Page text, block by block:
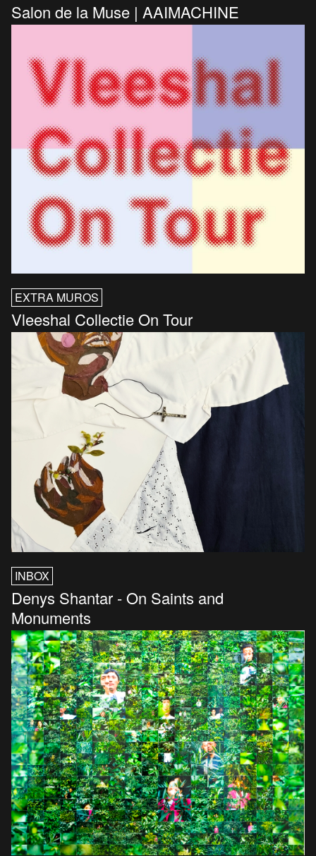
Salon de la Muse | AAIMACHINE
EXTRA MUROS
Vleeshal Collectie On Tour
INBOX
Denys Shantar - On Saints and
Monuments